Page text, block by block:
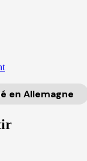
en Allemagne